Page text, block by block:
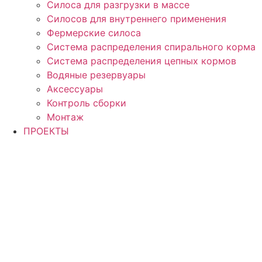
Силоса для разгрузки в массе
Силосов для внутреннего применения
Фермерские силоса
Система распределения спирального корма
Система распределения цепных кормов
Водяные резервуары
Аксессуары
Контроль сборки
Монтаж
ПРОЕКТЫ